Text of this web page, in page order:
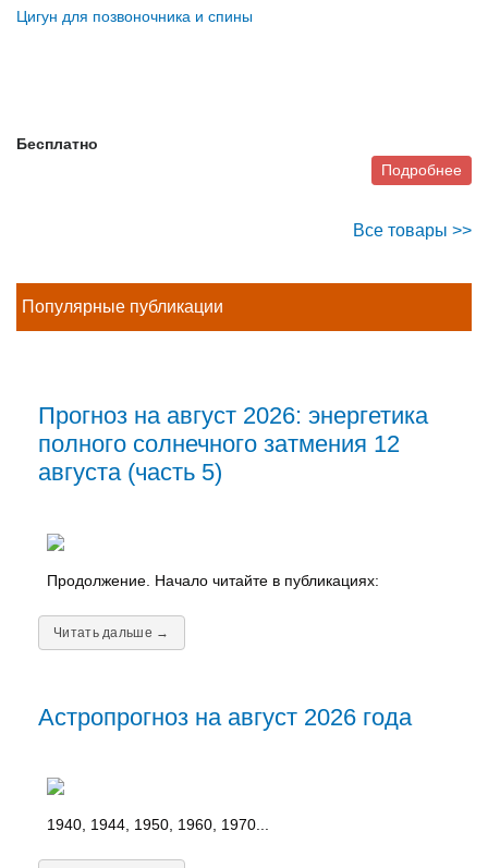
Цигун для позвоночника и спины
Бесплатно
Подробнее
Все товары >>
Популярные публикации
Прогноз на август 2026: энергетика
полного солнечного затмения 12
августа (часть 5)
Продолжение. Начало читайте в публикациях:
Читать дальше →
Астропрогноз на август 2026 года
1940, 1944, 1950, 1960, 1970...